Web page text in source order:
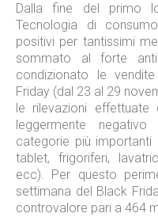
Dalla fine del primo
Tecnologia di
positivi per tantissimi
sommato al forte
condizionato le
Friday (dal 23 al 29
le rilevazioni
leggermente
categorie più importanti
tablet, frigoriferi,
ecc). Per questo
settimana del Black
controvalore pari a 464